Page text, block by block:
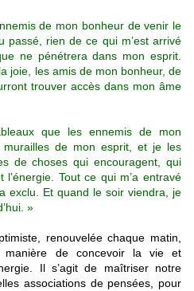
de mon bonheur de venir le
passé, rien de ce qui m’est arrivé
ne pénétrera dans mon esprit.
joie, les amis de mon bonheur, de
trouver accès dans mon âme
que les ennemis de mon
murailles de mon esprit, et je les
de choses qui encouragent, qui
Tout ce qui m’a entravé
exclu. Et quand le soir viendra, je
»
renouvelée chaque matin,
manière de concevoir la vie et
Il s’agit de maîtriser notre
associations de pensées, pour